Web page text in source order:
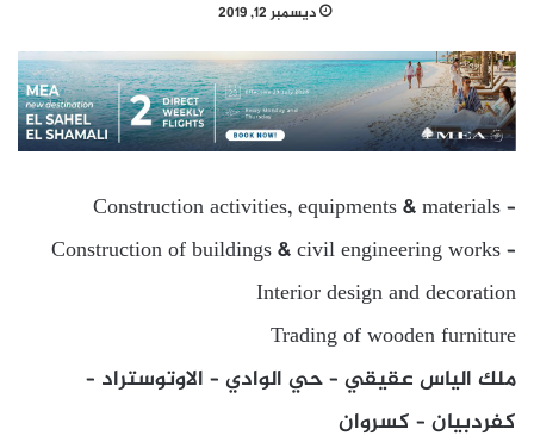
ديسمبر 12, 2019
Construction activities, equipments & materials –
Construction of buildings & civil engineering works –
Interior design and decoration
Trading of wooden furniture
ملك الياس عقيقي – حي الوادي – الاوتوستراد –
كفردبيان – كسروان